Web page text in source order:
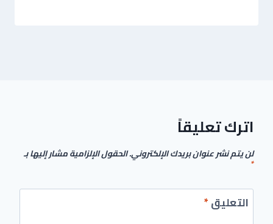
اترك تعليقاً
لن يتم نشر عنوان بريدك الإلكتروني.الحقول الإلزامية مشار إليها بـ
*
التعليق*